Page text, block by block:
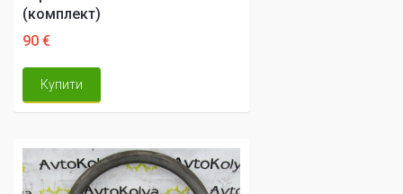
(комплект)
90 €
Купити